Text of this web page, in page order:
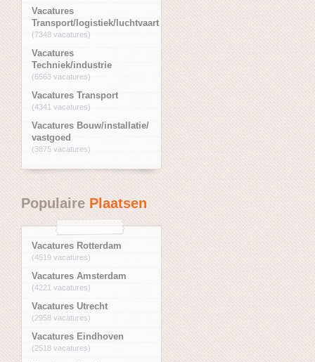
Vacatures
Transport/logistiek/luchtvaart
(7348 vacatures)
Vacatures
Techniek/industrie
(6563 vacatures)
Vacatures Transport
(4341 vacatures)
Vacatures Bouw/installatie/
vastgoed
(3875 vacatures)
PopulairePlaatsen
Vacatures Rotterdam
(4519 vacatures)
Vacatures Amsterdam
(4221 vacatures)
Vacatures Utrecht
(2958 vacatures)
Vacatures Eindhoven
(2518 vacatures)